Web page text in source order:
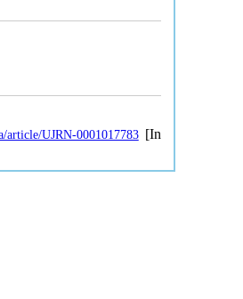
article/UJRN-0001017783[In